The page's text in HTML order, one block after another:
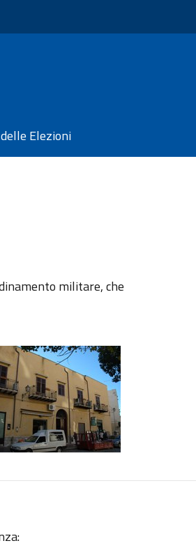
Elezioni
militare, che